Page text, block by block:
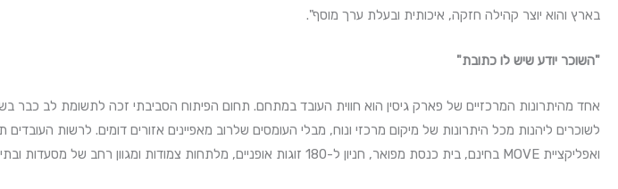
בארץ והוא יוצר קהילה חזקה, איכותית ובעלת ערך מוסף".
"השוכר יודע שיש לו כתובת"
אחד מהיתרונות המרכזיים של פארק גיסין הוא חווית העובד במתחם. תחום הפיתוח הסביבתי זכה לתשומת לב כבר
ואפליקציית MOVE בחינם, בית כנסת מפואר, חניון ל-180 זוגות אופניים, מלתחות צמודות ומגוון רחב של מסעדות ובתי קפה.